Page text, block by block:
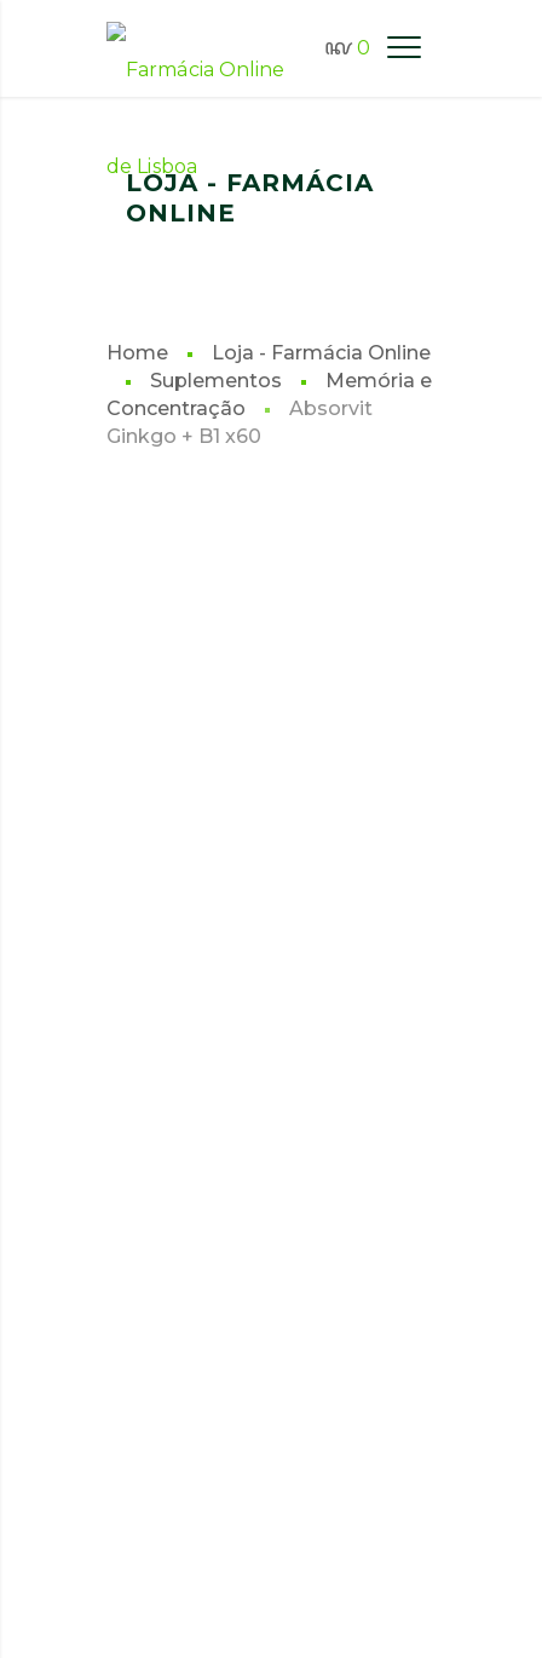
0
FARMÁCIA ONLINE LISBOA
LOJA - FARMÁCIA
ONLINE
Home
Loja - Farmácia Online
Suplementos
Memória e
Concentração
Absorvit
Ginkgo + B1 x60